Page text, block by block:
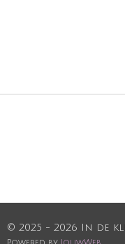
© 2025 - 2026 In de